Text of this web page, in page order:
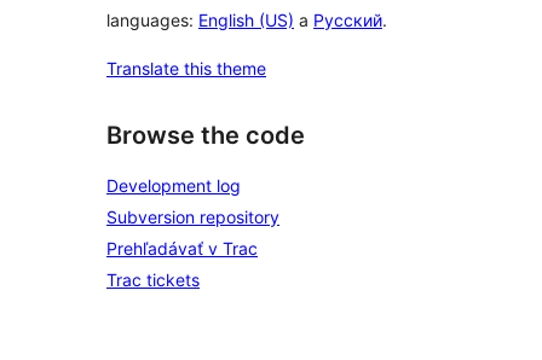
languages: English (US) a Русский.
Translate this theme
Browse the code
Development log
Subversion repository
Prehľadávať v Trac
Trac tickets